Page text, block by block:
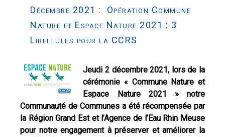
Décembre 2021 : Opération Commune
Nature et Espace Nature 2021 : 3
Libellules pour la CCRS
Jeudi 2 décembre 2021, lors de la
cérémonie « Commune Nature et
Espace Nature 2021 » notre
Communauté de Communes a été récompensée par
la Région Grand Est et l’Agence de l’Eau Rhin Meuse
pour notre engagement à préserver et améliorer la